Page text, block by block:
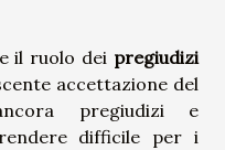
il ruolo dei pregiudizi
accettazione del
pregiudizi e
difficile per i